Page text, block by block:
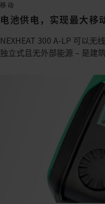
移动
电池供电，实现最大移
NEXHEAT 300 A-LP 可以无
独立式且无外部能源 – 是建